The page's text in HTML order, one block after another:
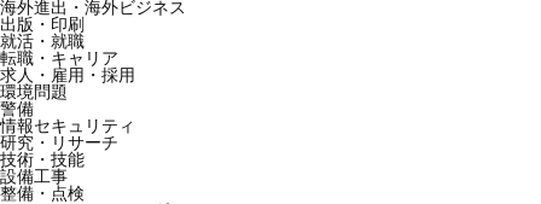
海外進出・海外ビジネス
出版・印刷
就活・就職
転職・キャリア
求人・雇用・採用
環境問題
警備
情報セキュリティ
研究・リサーチ
技術・技能
設備工事
整備・点検